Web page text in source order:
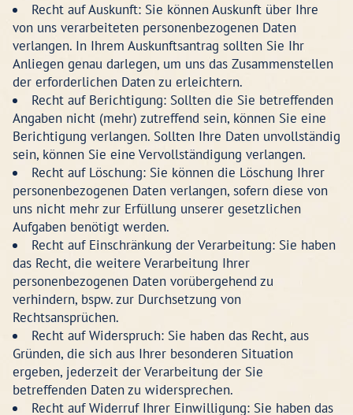
Recht auf Auskunft: Sie können Auskunft über Ihre
von uns verarbeiteten personenbezogenen Daten
verlangen. In Ihrem Auskunftsantrag sollten Sie Ihr
Anliegen genau darlegen, um uns das Zusammenstellen
der erforderlichen Daten zu erleichtern.
Recht auf Berichtigung: Sollten die Sie betreffenden
Angaben nicht (mehr) zutreffend sein, können Sie eine
Berichtigung verlangen. Sollten Ihre Daten unvollständig
sein, können Sie eine Vervollständigung verlangen.
Recht auf Löschung: Sie können die Löschung Ihrer
personenbezogenen Daten verlangen, sofern diese von
uns nicht mehr zur Erfüllung unserer gesetzlichen
Aufgaben benötigt werden.
Recht auf Einschränkung der Verarbeitung: Sie haben
das Recht, die weitere Verarbeitung Ihrer
personenbezogenen Daten vorübergehend zu
verhindern, bspw. zur Durchsetzung von
Rechtsansprüchen.
Recht auf Widerspruch: Sie haben das Recht, aus
Gründen, die sich aus Ihrer besonderen Situation
ergeben, jederzeit der Verarbeitung der Sie
betreffenden Daten zu widersprechen.
Recht auf Widerruf Ihrer Einwilligung: Sie haben das